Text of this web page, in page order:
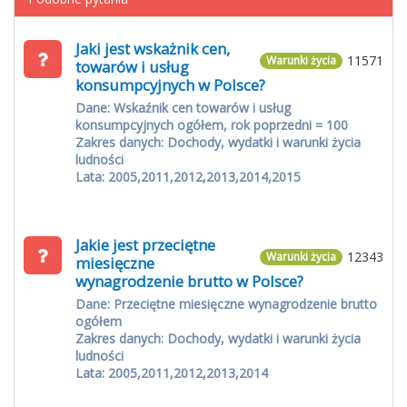
11571
Warunki życia
Jaki jest wskażnik cen,
towarów i usług
konsumpcyjnych w Polsce?
Dane: Wskaźnik cen towarów i usług
konsumpcyjnych ogółem, rok poprzedni = 100
Zakres danych: Dochody, wydatki i warunki życia
ludności
Lata: 2005,2011,2012,2013,2014,2015
12343
Warunki życia
Jakie jest przeciętne
miesięczne
wynagrodzenie brutto w Polsce?
Dane: Przeciętne miesięczne wynagrodzenie brutto
ogółem
Zakres danych: Dochody, wydatki i warunki życia
ludności
Lata: 2005,2011,2012,2013,2014